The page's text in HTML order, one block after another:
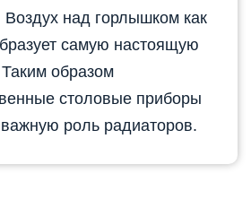
Воздух над горлышком как
самую настоящую
Таким образом
столовые приборы
роль радиаторов.